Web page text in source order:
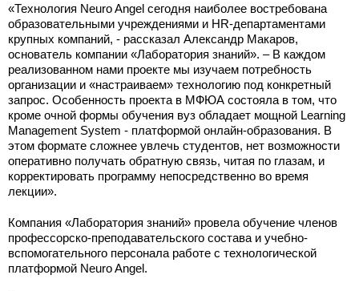
«Технология Neuro Angel сегодня наиболее востребована
образовательными учреждениями и HR-департаментами
крупных компаний, - рассказал Александр Макаров,
основатель компании «Лаборатория знаний». – В каждом
реализованном нами проекте мы изучаем потребность
организации и «настраиваем» технологию под конкретный
запрос. Особенность проекта в МФЮА состояла в том, что
кроме очной формы обучения вуз обладает мощной Learning
Management System - платформой онлайн-образования. В
этом формате сложнее увлечь студентов, нет возможности
оперативно получать обратную связь, читая по глазам, и
корректировать программу непосредственно во время
лекции».
Компания «Лаборатория знаний» провела обучение членов
профессорско-преподавательского состава и учебно-
вспомогательного персонала работе с технологической
платформой Neuro Angel.